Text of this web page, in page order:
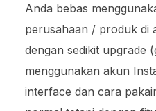
Anda bebas
perusahaan / produk di
dengan sedikit upgrade
menggunakan akun
interface dan cara